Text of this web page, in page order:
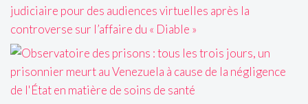
judiciaire pour des audiences virtuelles après la
controverse sur l’affaire du « Diable »